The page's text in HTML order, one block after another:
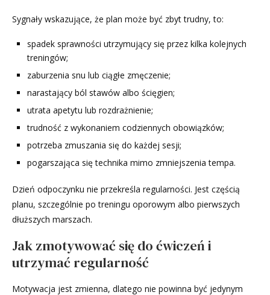
Sygnały wskazujące, że plan może być zbyt trudny, to:
spadek sprawności utrzymujący się przez kilka kolejnych
treningów;
zaburzenia snu lub ciągłe zmęczenie;
narastający ból stawów albo ścięgien;
utrata apetytu lub rozdrażnienie;
trudność z wykonaniem codziennych obowiązków;
potrzeba zmuszania się do każdej sesji;
pogarszająca się technika mimo zmniejszenia tempa.
Dzień odpoczynku nie przekreśla regularności. Jest częścią
planu, szczególnie po treningu oporowym albo pierwszych
dłuższych marszach.
Jak zmotywować się do ćwiczeń i
utrzymać regularność
Motywacja jest zmienna, dlatego nie powinna być jedynym